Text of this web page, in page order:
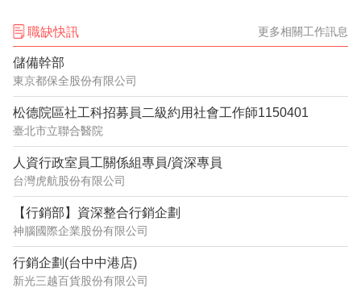
職缺快訊 更多相關工作訊息
儲備幹部
東京都保全股份有限公司
松德院區社工科招募員二級約用社會工作師1150401
臺北市立聯合醫院
人資行政室員工關係組專員/資深專員
台灣虎航股份有限公司
【行銷部】資深整合行銷企劃
神腦國際企業股份有限公司
行銷企劃(台中中港店)
新光三越百貨股份有限公司